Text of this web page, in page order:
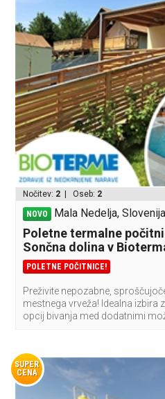
Nočitev: 2 | Oseb: 2
NOVO Mala Nedelja, Slovenija
Poletne termalne
Sončna dolina v
POLETNE POČITNICE!
Preživite nepozabne,
mestnega vrveža! Idealna izbira
opcij bivanja med dodatnimi
SUPER
CENA